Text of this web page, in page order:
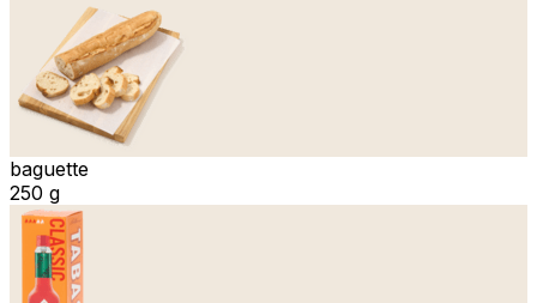
baguette
250 g